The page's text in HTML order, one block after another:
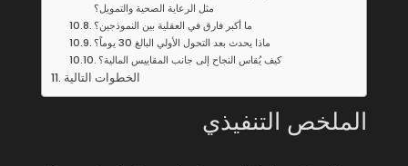
مثل الرعاية الصحية والتمويل؟
ما أكبر فارق في العقلية بين النموذجين؟
ماذا يحدث بعد التحول الأولي البالغ 30 يوماً؟
كيف يُقاس النجاح إلى جانب المقاييس المالية؟
الخطوات التالية
الملخص التنفيذي